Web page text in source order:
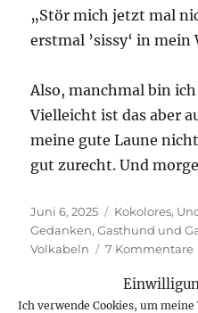
Ich verwende Cookies, um
„Stör mich jetzt mal
erstmal ’sissy‘ in
Also, manchmal bin
Vielleicht ist das aber
meine gute Laune
gut zurecht. Und
Veröffentlicht
am
Juni 6, 2025 Kategorien
Kokolores,
Gedanken,Gasthund und
Volkabeln
7 Kommentare